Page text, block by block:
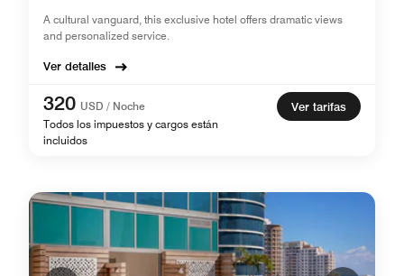
A cultural vanguard, this exclusive hotel offers dramatic views
and personalized service.
Ver detalles
320 USD / Noche
Todos los impuestos y cargos están
incluidos
Ver tarifas